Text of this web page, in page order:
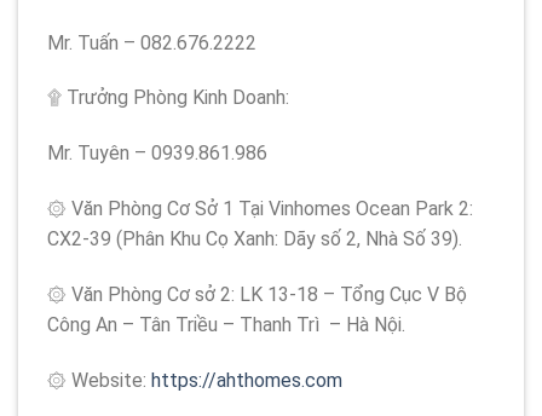
Mr. Tuấn – 082.676.2222
۩ Trưởng Phòng Kinh Doanh:
Mr. Tuyên – 0939.861.986
۞ Văn Phòng Cơ Sở 1 Tại Vinhomes Ocean Park 2:
CX2-39 (Phân Khu Cọ Xanh: Dãy số 2, Nhà Số 39).
۞ Văn Phòng Cơ sở 2: LK 13-18 – Tổng Cục V Bộ
Công An – Tân Triều – Thanh Trì – Hà Nội.
۞ Website: https://ahthomes.com